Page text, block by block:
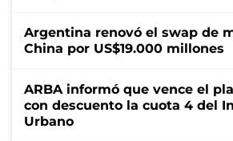
Argentina renovó el swap de
China por US$19.000 millones
ARBA informó que vence el
con descuento la cuota 4 del
Urbano